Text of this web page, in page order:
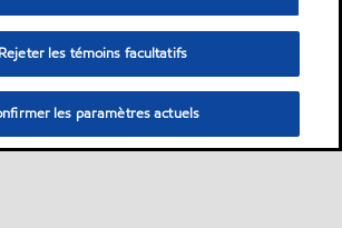
Rejeter les témoins facultatifs
les paramètres actuels